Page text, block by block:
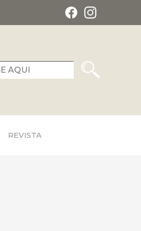
REVISTA